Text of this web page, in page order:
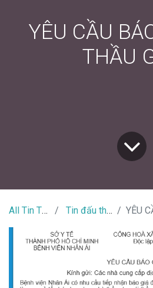
YÊU CẦU
THẦU
All Tin Tức Tin đấu thầu YÊU